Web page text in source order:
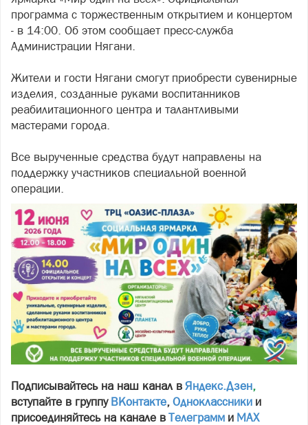
программа с торжественным открытием и концертом
- в 14:00. Об этом сообщает пресс-служба
Администрации Нягани.
Жители и гости Нягани смогут приобрести сувенирные
изделия, созданные руками воспитанников
реабилитационного центра и талантливыми
мастерами города.
Все вырученные средства будут направлены на
поддержку участников специальной военной
операции.
Подписывайтесь на наш канал в Яндекс.Дзен,
вступайте в группу ВКонтакте, Одноклассники и
присоединяйтесь на канале в Телеграмм и МАХ